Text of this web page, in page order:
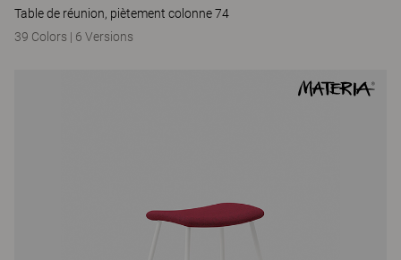
Table de réunion, piètement colonne 74
39 Colors | 6 Versions